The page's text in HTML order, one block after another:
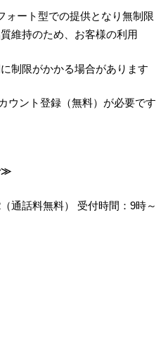
ート型での提供となり無制限
維持のため、お客様の利用
制限がかかる場合があります
ント登録（無料）が必要です
せ≫
通話料無料） 受付時間：9時～